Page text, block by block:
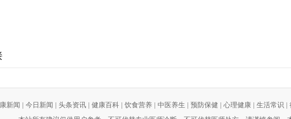
新闻 今日新闻 头条资讯 健康百科 饮食营养 中医养生 预防保健 心理健康 生活常识